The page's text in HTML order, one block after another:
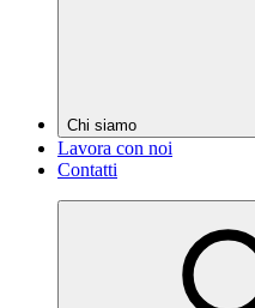
Chi siamo
Lavora con noi
Contatti